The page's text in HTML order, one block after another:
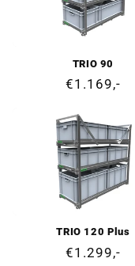
TRIO 90
Ordinarie
€1.169,-
TRIO 120 Plus
Ordinarie
€1.299,-